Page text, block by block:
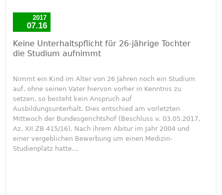
2017
07.16
Keine Unterhaltspflicht für 26-jährige Tochter
die Studium aufnimmt
Nimmt ein Kind im Alter von 26 Jahren noch ein Studium
auf, ohne seinen Vater hiervon vorher in Kenntnis zu
setzen, so besteht kein Anspruch auf
Ausbildungsunterhalt. Dies entschied am vorletzten
Mittwoch der Bundesgerichtshof (Beschluss v. 03.05.2017,
Az. XII ZB 415/16). Nach ihrem Abitur im Jahr 2004 und
einer vergeblichen Bewerbung um einen Medizin-
Studienplatz hatte…